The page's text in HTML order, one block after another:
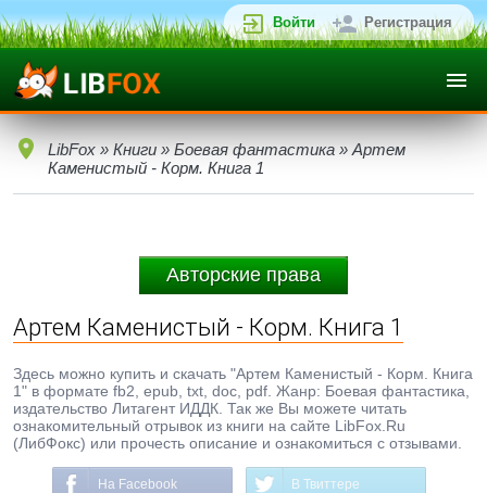
Войти Регистрация
LibFox » Книги » Боевая фантастика » Артем
Каменистый - Корм. Книга 1
Авторские права
Артем Каменистый - Корм. Книга 1
Здесь можно купить и скачать "Артем Каменистый - Корм. Книга
1" в формате fb2, epub, txt, doc, pdf. Жанр: Боевая фантастика,
издательство Литагент ИДДК. Так же Вы можете читать
ознакомительный отрывок из книги на сайте LibFox.Ru
(ЛибФокс) или прочесть описание и ознакомиться с отзывами.
На Facebook В Твиттере